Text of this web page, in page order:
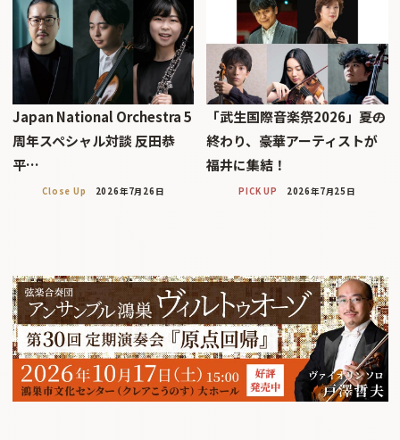
Japan National Orchestra 5
周年スペシャル対談 反田恭
平…
Close Up 2026年7月26日
「武生国際音楽祭2026」――夏の
終わり、豪華アーティストが
福井に集結！
PICK UP 2026年7月25日